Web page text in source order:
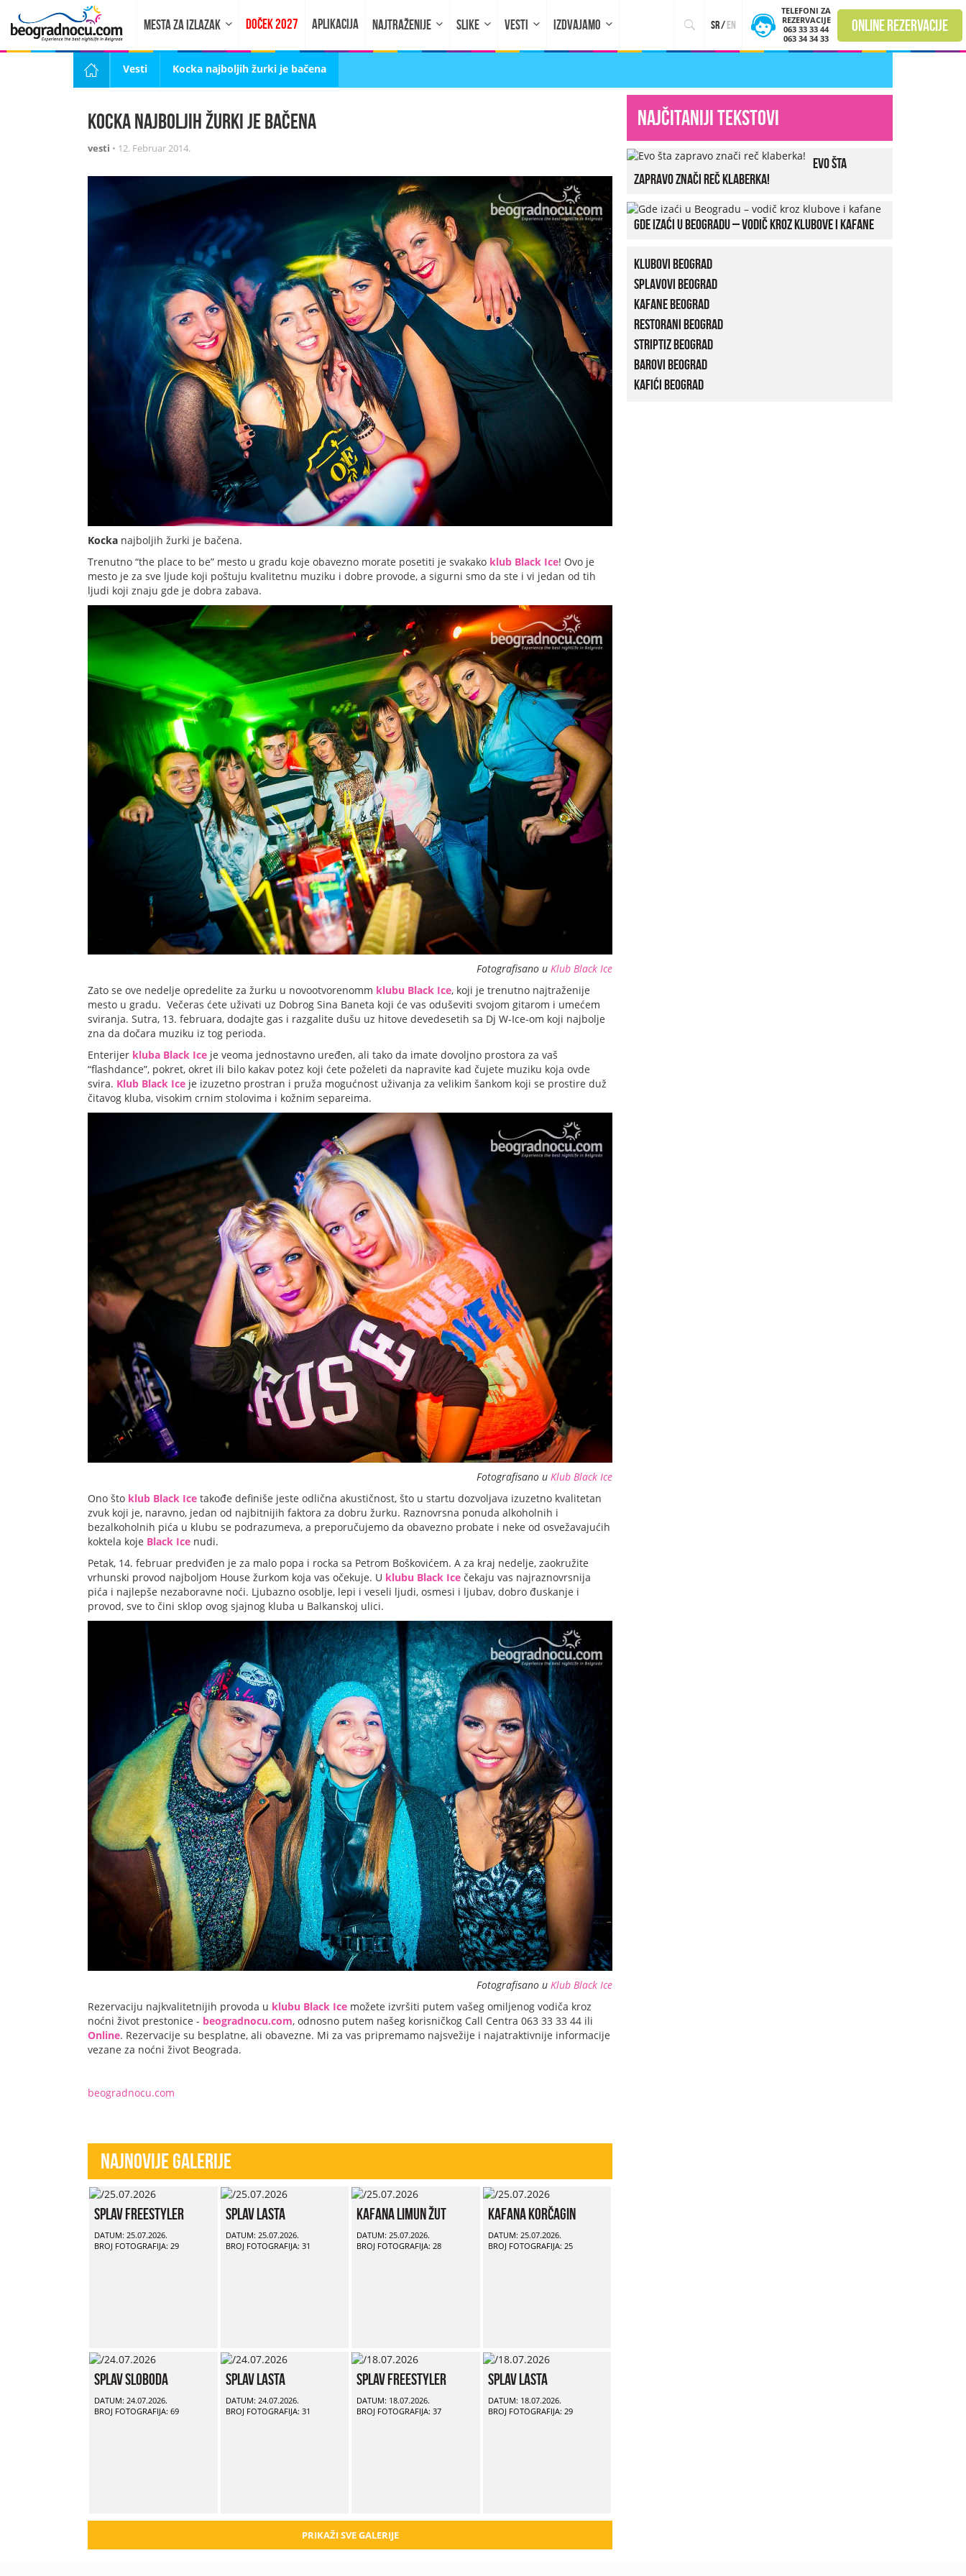
MESTA ZA IZLAZAK DOČEK 2027 APLIKACIJA NAJTRAŽENIJE SLIKE VESTI IZDVAJAMO sr/en
TELEFONI ZA
REZERVACIJE
063 33 33 44
063 34 34 33
online rezervacije
Vesti Kocka najboljih žurki je bačena
Kocka najboljih žurki je bačena
vesti • 12. Februar 2014.
Kocka najboljih žurki je bačena.
Trenutno “the place to be” mesto u gradu koje obavezno morate posetiti je svakako klub Black Ice! Ovo je
mesto je za sve ljude koji poštuju kvalitetnu muziku i dobre provode, a sigurni smo da ste i vi jedan od tih
ljudi koji znaju gde je dobra zabava.
Fotografisano u Klub Black Ice
Zato se ove nedelje opredelite za žurku u novootvorenomm klubu Black Ice, koji je trenutno najtraženije
mesto u gradu. Večeras ćete uživati uz Dobrog Sina Baneta koji će vas oduševiti svojom gitarom i umećem
sviranja. Sutra, 13. februara, dodajte gas i razgalite dušu uz hitove devedesetih sa Dj W-Ice-om koji najbolje
zna da dočara muziku iz tog perioda.
Enterijer kluba Black Ice je veoma jednostavno uređen, ali tako da imate dovoljno prostora za vaš
“flashdance”, pokret, okret ili bilo kakav potez koji ćete poželeti da napravite kad čujete muziku koja ovde
svira. Klub Black Ice je izuzetno prostran i pruža mogućnost uživanja za velikim šankom koji se prostire duž
čitavog kluba, visokim crnim stolovima i kožnim separeima.
Fotografisano u Klub Black Ice
Ono što klub Black Ice takođe definiše jeste odlična akustičnost, što u startu dozvoljava izuzetno kvalitetan
zvuk koji je, naravno, jedan od najbitnijih faktora za dobru žurku. Raznovrsna ponuda alkoholnih i
bezalkoholnih pića u klubu se podrazumeva, a preporučujemo da obavezno probate i neke od osvežavajućih
koktela koje Black Ice nudi.
Petak, 14. februar predviđen je za malo popa i rocka sa Petrom Boškovićem. A za kraj nedelje, zaokružite
vrhunski provod najboljom House žurkom koja vas očekuje. U klubu Black Ice čekaju vas najraznovrsnija
pića i najlepše nezaboravne noći. Ljubazno osoblje, lepi i veseli ljudi, osmesi i ljubav, dobro đuskanje i
provod, sve to čini sklop ovog sjajnog kluba u Balkanskoj ulici.
Fotografisano u Klub Black Ice
Rezervaciju najkvalitetnijih provoda u klubu Black Ice možete izvršiti putem vašeg omiljenog vodiča kroz
noćni život prestonice - beogradnocu.com, odnosno putem našeg korisničkog Call Centra 063 33 33 44 ili
Online. Rezervacije su besplatne, ali obavezne. Mi za vas pripremamo najsvežije i najatraktivnije informacije
vezane za noćni život Beograda.
beogradnocu.com
Najnovije Galerije
Splav Freestyler
DATUM: 25.07.2026.
BROJ FOTOGRAFIJA: 29
Splav Lasta
DATUM: 25.07.2026.
BROJ FOTOGRAFIJA: 31
Kafana Limun Žut
DATUM: 25.07.2026.
BROJ FOTOGRAFIJA: 28
Kafana Korčagin
DATUM: 25.07.2026.
BROJ FOTOGRAFIJA: 25
Splav Sloboda
DATUM: 24.07.2026.
BROJ FOTOGRAFIJA: 69
Splav Lasta
DATUM: 24.07.2026.
BROJ FOTOGRAFIJA: 31
Splav Freestyler
DATUM: 18.07.2026.
BROJ FOTOGRAFIJA: 37
Splav Lasta
DATUM: 18.07.2026.
BROJ FOTOGRAFIJA: 29
PRIKAŽI SVE GALERIJE
Najčitaniji tekstovi
Evo šta
zapravo znači reč klaberka!
Gde izaći u Beogradu – vodič kroz klubove i kafane
Klubovi Beograd
Splavovi Beograd
Kafane Beograd
Restorani Beograd
Striptiz Beograd
Barovi Beograd
Kafići Beograd